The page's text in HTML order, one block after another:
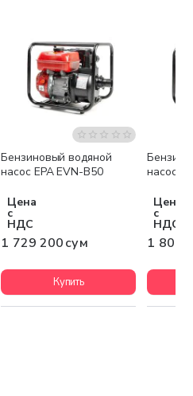
Бесплатная доставка
Бензиновый водяной
насос EPA EVN-B50
Цена
с
НДС
1 729 200 сум
Купить
насос
Цена
с
НДС
1 807